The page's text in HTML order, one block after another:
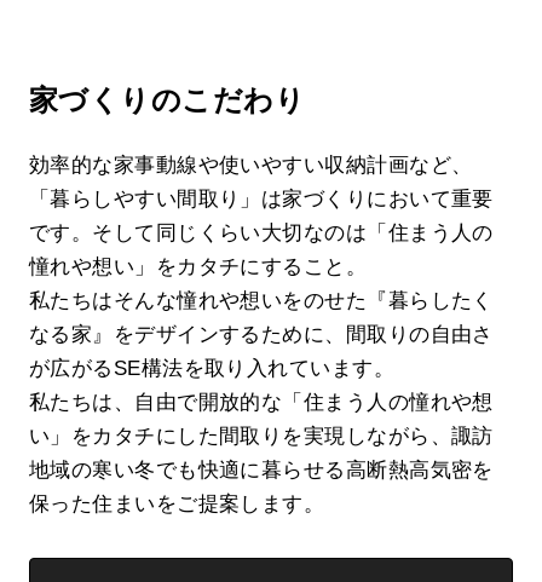
家づくりのこだわり
効率的な家事動線や使いやすい収納計画など、
「暮らしやすい間取り」は家づくりにおいて重要
です。そして同じくらい大切なのは「住まう人の
憧れや想い」をカタチにすること。
私たちはそんな憧れや想いをのせた『暮らしたく
なる家』をデザインするために、間取りの自由さ
が広がるSE構法を取り入れています。
私たちは、自由で開放的な「住まう人の憧れや想
い」をカタチにした間取りを実現しながら、諏訪
地域の寒い冬でも快適に暮らせる高断熱高気密を
保った住まいをご提案します。